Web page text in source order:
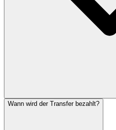
Wann wird der Transfer bezahlt?